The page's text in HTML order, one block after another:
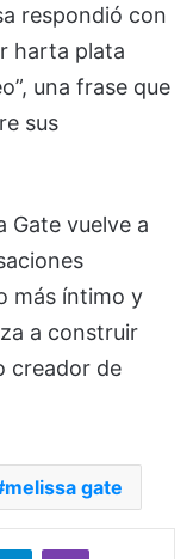
respondió con
harta plata
una frase que
sus
Gate vuelve a
más íntimo y
a construir
creador de
melissa gate
TelegramViber